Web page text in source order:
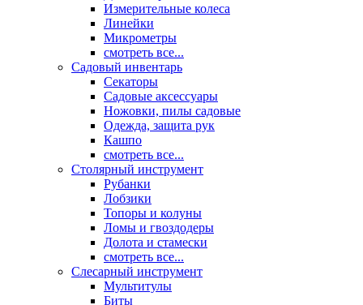
Измерительные колеса
Линейки
Микрометры
смотреть все...
Садовый инвентарь
Секаторы
Садовые аксессуары
Ножовки, пилы садовые
Одежда, защита рук
Кашпо
смотреть все...
Столярный инструмент
Рубанки
Лобзики
Топоры и колуны
Ломы и гвоздодеры
Долота и стамески
смотреть все...
Слесарный инструмент
Мультитулы
Биты